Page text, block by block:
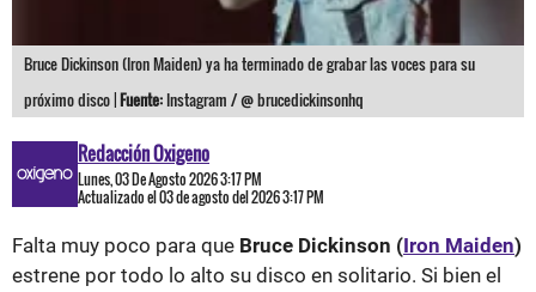
Bruce Dickinson (Iron Maiden) ya ha terminado de grabar las voces para su
próximo disco |Fuente: Instagram / @ brucedickinsonhq
Redacción Oxigeno
Lunes, 03 De Agosto 2026 3:17 PM
Actualizado el 03 de agosto del 2026 3:17 PM
Falta muy poco para que Bruce Dickinson (Iron Maiden)
estrene por todo lo alto su disco en solitario. Si bien el